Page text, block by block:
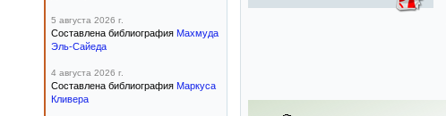
5 августа 2026 г.
Составлена библиография Махмуда
Эль-Сайеда
4 августа 2026 г.
Составлена библиография Маркуса
Кливера